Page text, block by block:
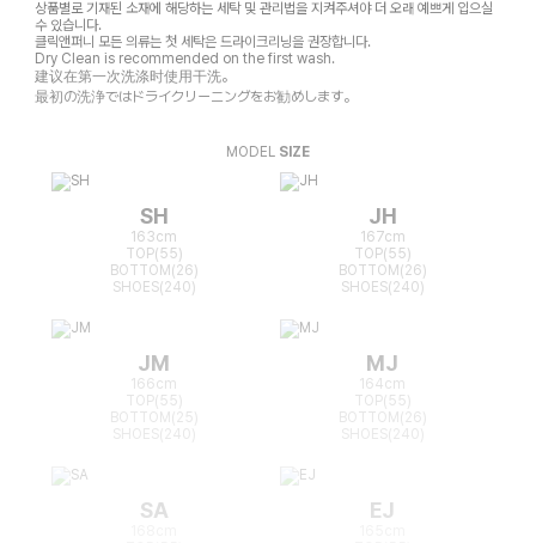
상품별로 기재된 소재에 해당하는 세탁 및 관리법을 지켜주셔야 더 오래 예쁘게 입으실
수 있습니다.
클릭앤퍼니 모든 의류는 첫 세탁은 드라이크리닝을 권장합니다.
Dry Clean is recommended on the first wash.
建议在第一次洗涤时使用干洗。
最初の洗浄ではドライクリーニングをお勧めします。
MODEL SIZE
SH
163cm
TOP(55)
BOTTOM(26)
SHOES(240)
JH
167cm
TOP(55)
BOTTOM(26)
SHOES(240)
JM
166cm
TOP(55)
BOTTOM(25)
MJ
164cm
TOP(55)
BOTTOM(26)
SA EJ